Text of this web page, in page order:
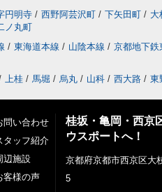
円明寺 / 西野阿芸沢町 / 下矢田町 / 大
ノ丸町
/ 東海道本線 / 山陰本線 / 京都地下鉄
上桂 / 馬堀 / 烏丸 / 山科 / 西大路 / 東
問い合わせ
タッフ紹介
辺施設
客様の声
桂坂・亀岡・西京
ウスポートへ！
京都府京都市西京区大
5